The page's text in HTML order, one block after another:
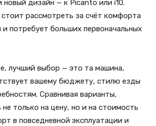
новый дизайн — к Picanto или i10.
рассмотреть за счёт комфорта
и потребует больших первоначальных
лучший выбор — это та машина,
вашему бюджету, стилю езды
Сравнивая варианты,
только на цену, но и на стоимость
в повседневной эксплуатации и